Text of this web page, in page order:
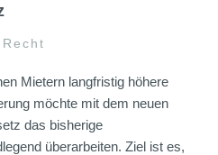
Recht
Mietern langfristig höhere
möchte mit dem neuen
das bisherige
überarbeiten. Ziel ist es,